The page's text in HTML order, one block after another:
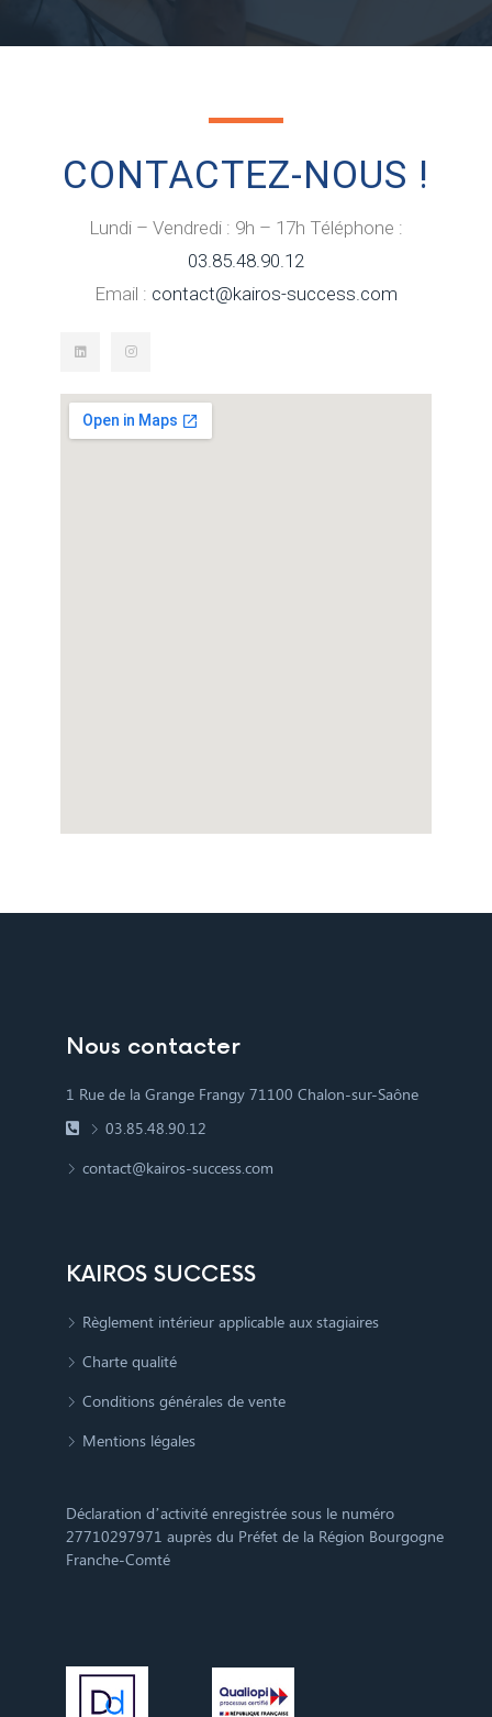
CONTACTEZ-NOUS !​
Lundi – Vendredi : 9h – 17h Téléphone :
03.85.48.90.12
Email : contact@kairos-success.com
Nous contacter
1 Rue de la Grange Frangy 71100 Chalon-sur-Saône
03.85.48.90.12
contact@kairos-success.com
KAIROS SUCCESS
Règlement intérieur applicable aux stagiaires
Charte qualité
Conditions générales de vente
Mentions légales
Déclaration d’activité enregistrée sous le numéro
27710297971 auprès du Préfet de la Région Bourgogne
Franche-Comté